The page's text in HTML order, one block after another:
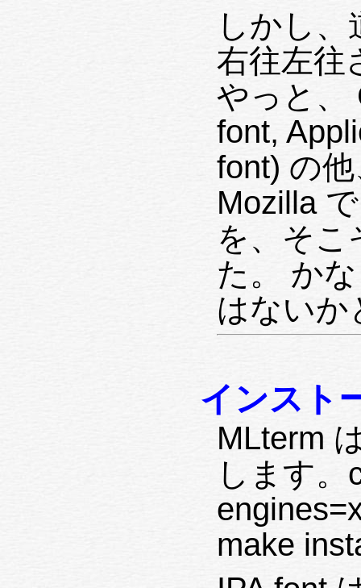
しかし
右往左往
やっと、
font,
font) の
Mozilla
を、そこ
た。 か
はないか
インスト
MLterm
します。
make